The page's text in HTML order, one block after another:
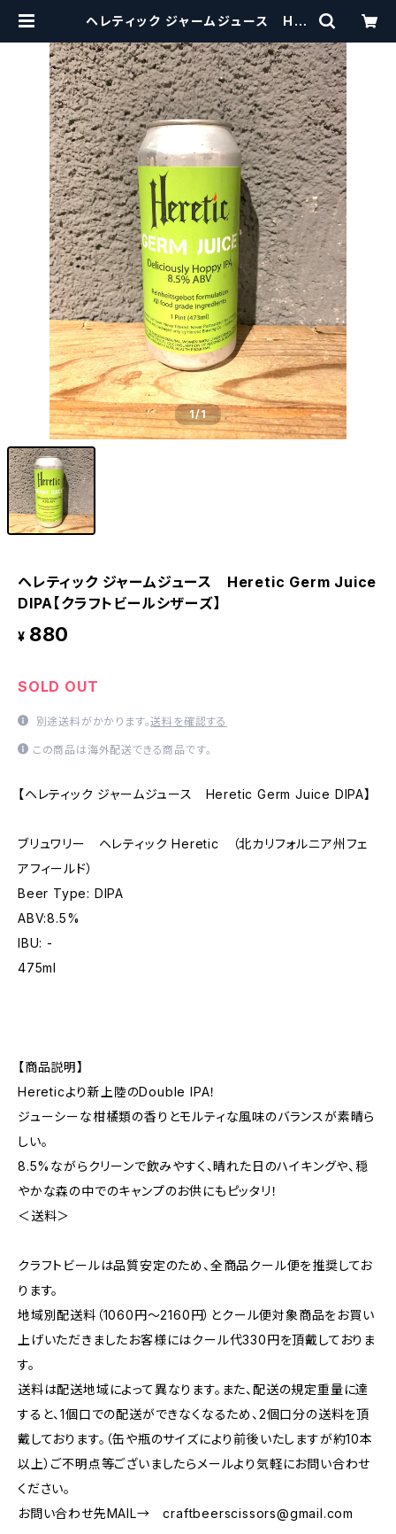
ヘレティック ジャームジュース Her
ビールシザーズ】 | craftbeerscis
sors
1/1
ヘレティック ジャームジュース Heretic Germ Juice
DIPA【クラフトビールシザーズ】
¥ 880
SOLD OUT
別途送料がかかります。送料を確認する
この商品は海外配送できる商品です。
【ヘレティック ジャームジュース Heretic Germ Juice DIPA】
ブリュワリー ヘレティック Heretic （北カリフォルニア州フェ
アフィールド）
Beer Type: DIPA
ABV:8.5%
IBU: -
475ml
【商品説明】
Hereticより新上陸のDouble IPA！
ジューシーな柑橘類の香りとモルティな風味のバランスが素晴ら
しい。
8.5%ながらクリーンで飲みやすく、晴れた日のハイキングや、穏
やかな森の中でのキャンプのお供にもピッタリ！
＜送料＞
クラフトビールは品質安定のため、全商品クール便を推奨してお
ります。
地域別配送料（1060円～2160円）とクール便対象商品をお買い
上げいただきましたお客様にはクール代330円を頂戴しておりま
す。
送料は配送地域によって異なります。また、配送の規定重量に達
すると、1個口での配送ができなくなるため、2個口分の送料を頂
戴しております。（缶や瓶のサイズにより前後いたしますが約10本
以上）ご不明点等ございましたらメールより気軽にお問い合わせ
ください。
お問い合わせ先MAIL→craftbeerscissors@gmail.com